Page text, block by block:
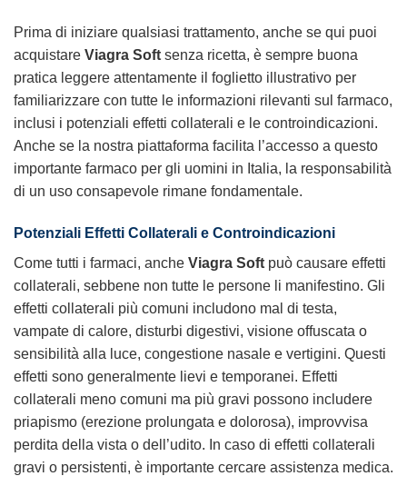
Prima di iniziare qualsiasi trattamento, anche se qui puoi
acquistare Viagra Soft senza ricetta, è sempre buona
pratica leggere attentamente il foglietto illustrativo per
familiarizzare con tutte le informazioni rilevanti sul farmaco,
inclusi i potenziali effetti collaterali e le controindicazioni.
Anche se la nostra piattaforma facilita l’accesso a questo
importante farmaco per gli uomini in Italia, la responsabilità
di un uso consapevole rimane fondamentale.
Potenziali Effetti Collaterali e Controindicazioni
Come tutti i farmaci, anche Viagra Soft può causare effetti
collaterali, sebbene non tutte le persone li manifestino. Gli
effetti collaterali più comuni includono mal di testa,
vampate di calore, disturbi digestivi, visione offuscata o
sensibilità alla luce, congestione nasale e vertigini. Questi
effetti sono generalmente lievi e temporanei. Effetti
collaterali meno comuni ma più gravi possono includere
priapismo (erezione prolungata e dolorosa), improvvisa
perdita della vista o dell’udito. In caso di effetti collaterali
gravi o persistenti, è importante cercare assistenza medica.